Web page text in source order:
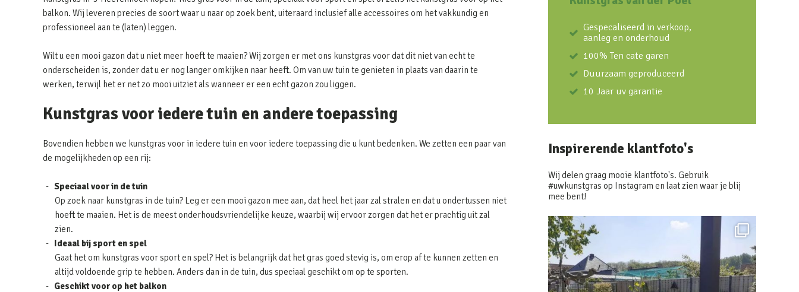
balkon. Wij leveren precies de soort waar u naar op zoek bent, uiteraard inclusief alle accessoires om het vakkundig en
professioneel aan te (laten) leggen.
Wilt u een mooi gazon dat u niet meer hoeft te maaien? Wij zorgen er met ons kunstgras voor dat dit niet van echt te
onderscheiden is, zonder dat u er nog langer omkijken naar heeft. Om van uw tuin te genieten in plaats van daarin te
werken, terwijl het er net zo mooi uitziet als wanneer er een echt gazon zou liggen.
Kunstgras voor iedere tuin en andere toepassing
Bovendien hebben we kunstgras voor in iedere tuin en voor iedere toepassing die u kunt bedenken. We zetten een paar van
de mogelijkheden op een rij:
Speciaal voor in de tuin
Op zoek naar kunstgras in de tuin? Leg er een mooi gazon mee aan, dat heel het jaar zal stralen en dat u ondertussen niet
hoeft te maaien. Het is de meest onderhoudsvriendelijke keuze, waarbij wij ervoor zorgen dat het er prachtig uit zal
zien.
Ideaal bij sport en spel
Gaat het om kunstgras voor sport en spel? Het is belangrijk dat het gras goed stevig is, om erop af te kunnen zetten en
altijd voldoende grip te hebben. Anders dan in de tuin, dus speciaal geschikt om op te sporten.
Geschikt voor op het balkon
Gespecaliseerd in verkoop,
aanleg en onderhoud
100% Ten cate garen
Duurzaam geproduceerd
10 Jaar uv garantie
Inspirerende klantfoto's
Wij delen graag mooie klantfoto's. Gebruik
#uwkunstgras op Instagram en laat zien waar je blij
mee bent!